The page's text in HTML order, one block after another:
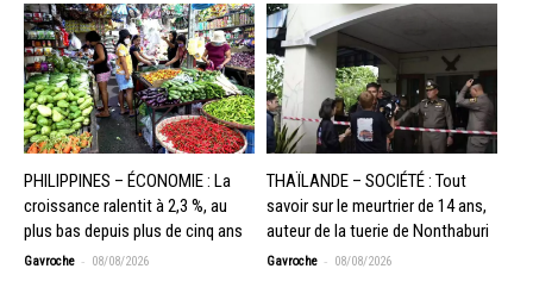
PHILIPPINES – ÉCONOMIE : La
croissance ralentit à 2,3 %, au
plus bas depuis plus de cinq ans
Gavroche - 08/08/2026
THAÏLANDE – SOCIÉTÉ : Tout
savoir sur le meurtrier de 14 ans,
auteur de la tuerie de Nonthaburi
Gavroche - 08/08/2026